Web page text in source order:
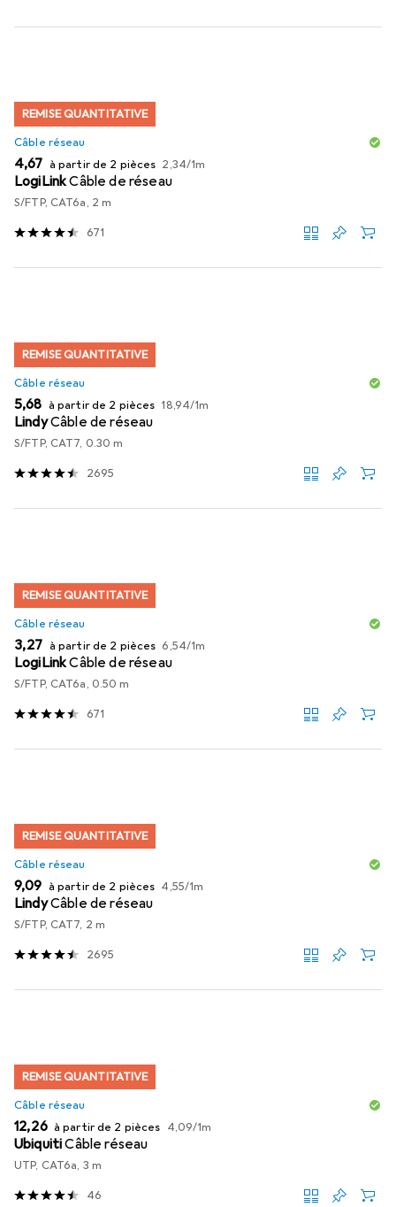
REMISE QUANTITATIVE
Câble réseau
EUR
4,67 à partir de 2 pièces EUR
2,34/1m
LogiLinkCâble de réseau
S/FTP, CAT6a, 2 m
671
REMISE QUANTITATIVE
Câble réseau
EUR
5,68 à partir de 2 pièces EUR
18,94/1m
LindyCâble de réseau
S/FTP, CAT7, 0.30 m
2695
REMISE QUANTITATIVE
Câble réseau
EUR
3,27 à partir de 2 pièces EUR
6,54/1m
LogiLinkCâble de réseau
S/FTP, CAT6a, 0.50 m
671
REMISE QUANTITATIVE
Câble réseau
EUR
9,09 à partir de 2 pièces EUR
4,55/1m
LindyCâble de réseau
S/FTP, CAT7, 2 m
2695
REMISE QUANTITATIVE
Câble réseau
EUR
12,26 à partir de 2 pièces EUR
4,09/1m
UbiquitiCâble réseau
UTP, CAT6a, 3 m
46